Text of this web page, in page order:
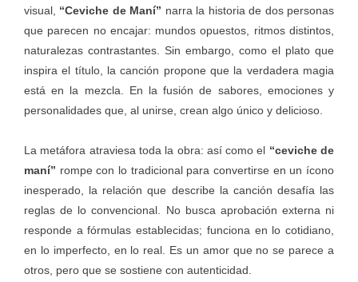
visual, “Ceviche de Maní” narra la historia de dos personas
que parecen no encajar: mundos opuestos, ritmos distintos,
naturalezas contrastantes. Sin embargo, como el plato que
inspira el título, la canción propone que la verdadera magia
está en la mezcla. En la fusión de sabores, emociones y
personalidades que, al unirse, crean algo único y delicioso.
La metáfora atraviesa toda la obra: así como el “ceviche de
maní” rompe con lo tradicional para convertirse en un ícono
inesperado, la relación que describe la canción desafía las
reglas de lo convencional. No busca aprobación externa ni
responde a fórmulas establecidas; funciona en lo cotidiano,
en lo imperfecto, en lo real. Es un amor que no se parece a
otros, pero que se sostiene con autenticidad.